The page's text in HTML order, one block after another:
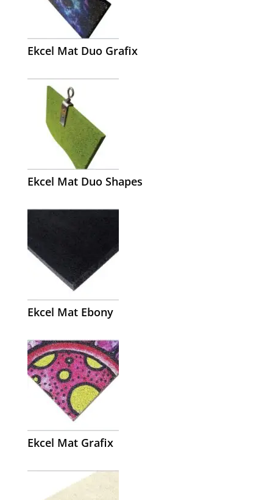
Ekcel Mat Duo Grafix
Ekcel Mat Duo Shapes
Ekcel Mat Ebony
Ekcel Mat Grafix